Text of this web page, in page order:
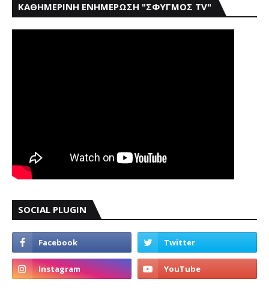
ΚΑΘΗΜΕΡΙΝΗ ΕΝΗΜΕΡΩΣΗ "ΣΦΥΓΜΟΣ TV"
SOCIAL PLUGIN